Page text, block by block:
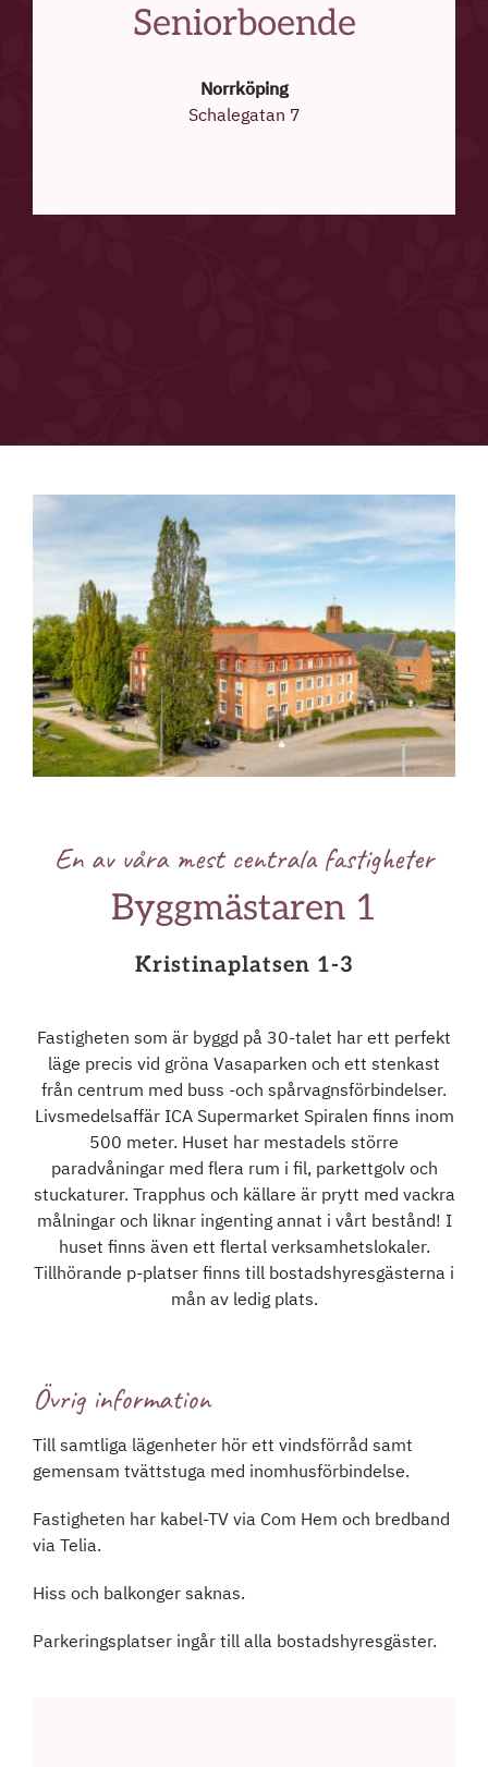
Seniorboende
Norrköping
Schalegatan 7
En av våra mest centrala fastigheter
Byggmästaren 1
Kristinaplatsen 1-3
Fastigheten som är byggd på 30-talet har ett perfekt
läge precis vid gröna Vasaparken och ett stenkast
från centrum med buss -och spårvagnsförbindelser.
Livsmedelsaffär ICA Supermarket Spiralen finns inom
500 meter. Huset har mestadels större
paradvåningar med flera rum i fil, parkettgolv och
stuckaturer. Trapphus och källare är prytt med vackra
målningar och liknar ingenting annat i vårt bestånd! I
huset finns även ett flertal verksamhetslokaler.
Tillhörande p-platser finns till bostadshyresgästerna i
mån av ledig plats.
Övrig information
Till samtliga lägenheter hör ett vindsförråd samt
gemensam tvättstuga med inomhusförbindelse.
Fastigheten har kabel-TV via Com Hem och bredband
via Telia.
Hiss och balkonger saknas.
Parkeringsplatser ingår till alla bostadshyresgäster.